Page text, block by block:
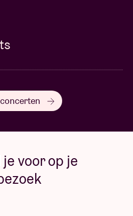
voor op je